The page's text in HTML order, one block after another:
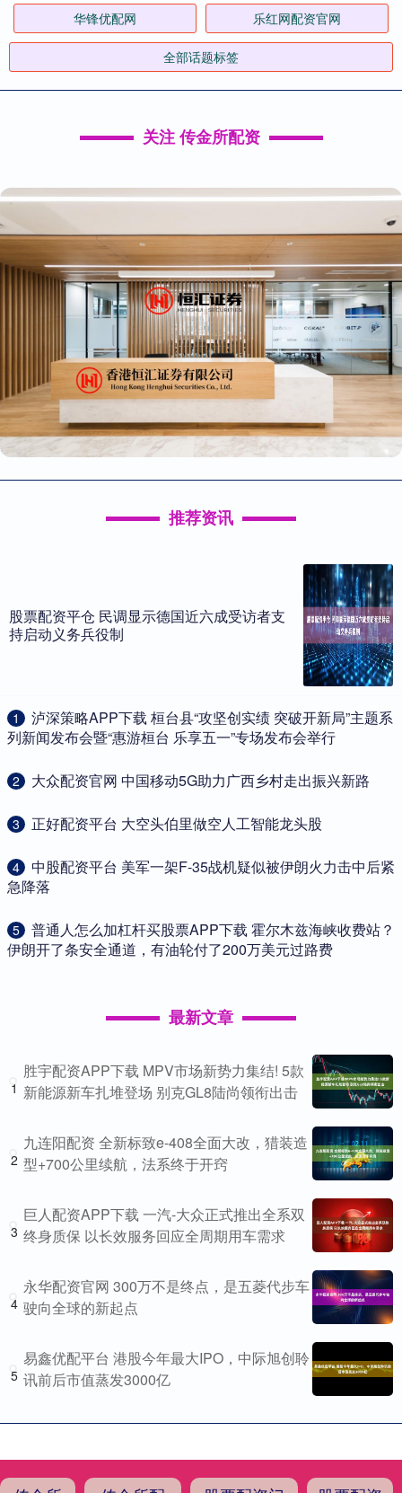
华锋优配网 乐红网配资官网
全部话题标签
关注 传金所配资
推荐资讯
股票配资平仓 民调显示德国近六成受访者支
持启动义务兵役制
1
​泸深策略APP下载 桓台县“攻坚创实绩 突破开新局”主题系
列新闻发布会暨“惠游桓台 乐享五一”专场发布会举行
2 ​大众配资官网 中国移动5G助力广西乡村走出振兴新路
3 ​正好配资平台 大空头伯里做空人工智能龙头股
4
​中股配资平台 美军一架F-35战机疑似被伊朗火力击中后紧
急降落
5
​普通人怎么加杠杆买股票APP下载 霍尔木兹海峡收费站？
伊朗开了条安全通道，有油轮付了200万美元过路费
最新文章
1
胜宇配资APP下载 MPV市场新势力集结! 5款
新能源新车扎堆登场 别克GL8陆尚领衔出击
2
九连阳配资 全新标致e-408全面大改，猎装造
型+700公里续航，法系终于开窍
3
巨人配资APP下载 一汽-大众正式推出全系双
终身质保 以长效服务回应全周期用车需求
4
永华配资官网 300万不是终点，是五菱代步车
驶向全球的新起点
5
易鑫优配平台 港股今年最大IPO，中际旭创聆
讯前后市值蒸发3000亿